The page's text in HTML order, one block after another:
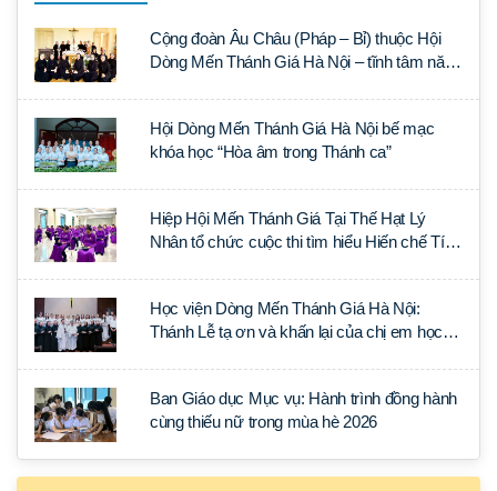
Cộng đoàn Âu Châu (Pháp – Bỉ) thuộc Hội
Dòng Mến Thánh Giá Hà Nội – tĩnh tâm năm
Hội Dòng Mến Thánh Giá Hà Nội bế mạc
khóa học “Hòa âm trong Thánh ca”
Hiệp Hội Mến Thánh Giá Tại Thế Hạt Lý
Nhân tổ chức cuộc thi tìm hiểu Hiến chế Tín
Học viện Dòng Mến Thánh Giá Hà Nội:
Thánh Lễ tạ ơn và khấn lại của chị em học
Ban Giáo dục Mục vụ: Hành trình đồng hành
cùng thiếu nữ trong mùa hè 2026